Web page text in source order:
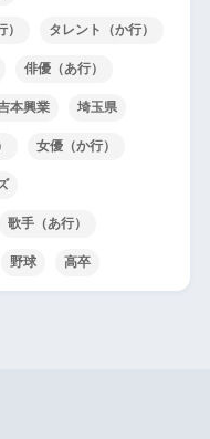
タレント（か行）
俳優（あ行）
本興業 埼玉県
女優（か行）
歌手（あ行）
野球 高卒